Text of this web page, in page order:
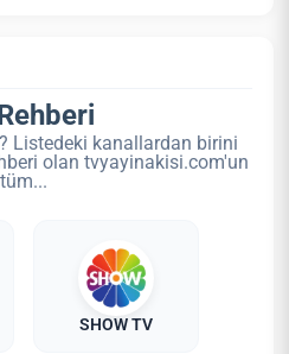
Listedeki kanallardan birini
olan tvyayinakisi.com'un
tüm...
SHOW TV